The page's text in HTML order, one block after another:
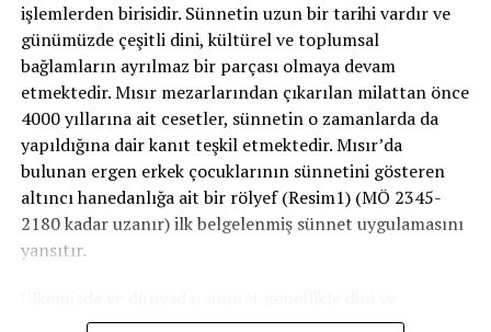
Bu bahsettiğim damar ve sinir sıkışmalarının olması için
uzun süreli ve sürekli oturarak bisiklete binmek gerekir.
Almanya’da yapılan bir deneyde deneklerden
laboratuvar ortamında bir buçuk saat egzersiz
bisikletine binmeleri istenmiş. Bu sırada deneklerin
penislerine kanlanmayı ölçen bir cihaz yerleştirilmiş.
Belirli bir süre sonra penise giden kan akımında anlamlı
bir azalma izlenmiş. Ardında deneklerden 10 dakikada
bir ayakta pedal çevirmeleri istenmiş ve aynı değerlere
yeniden bakıldığında penise giden kan akımında bir
pedal çevirmek veya belirli aralarla molalar vermek
işlemlerden birisidir. Sünnetin uzun bir tarihi vardır ve
günümüzde çeşitli dini, kültürel ve toplumsal
bağlamların ayrılmaz bir parçası olmaya devam
etmektedir. Mısır mezarlarından çıkarılan milattan önce
4000 yıllarına ait cesetler, sünnetin o zamanlarda da
yapıldığına dair kanıt teşkil etmektedir. Mısır’da
bulunan ergen erkek çocuklarının sünnetini gösteren
altıncı hanedanlığa ait bir rölyef (Resim1) (MÖ 2345-
2180 kadar uzanır) ilk belgelenmiş sünnet uygulamasını
yansıtır.
geleneksel nedenlerle uygulanır. Ancak bazı tıbbi